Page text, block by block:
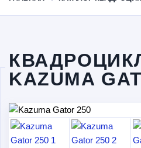
KAZUMA